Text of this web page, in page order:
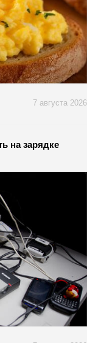
7 августа 2026
на зарядке